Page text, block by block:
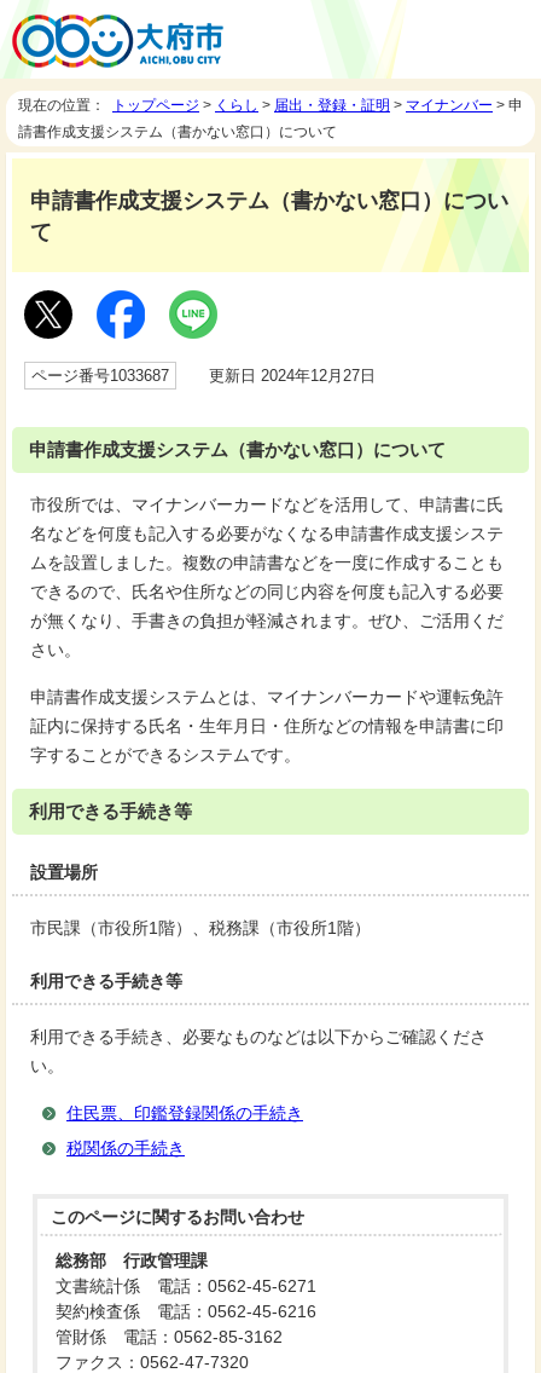
現在の位置： トップページ > くらし > 届出・登録・証明 > マイナンバー > 申
請書作成支援システム（書かない窓口）について
申請書作成支援システム（書かない窓口）につい
て
ページ番号1033687 更新日 2024年12月27日
申請書作成支援システム（書かない窓口）について
市役所では、マイナンバーカードなどを活用して、申請書に氏
名などを何度も記入する必要がなくなる申請書作成支援システ
ムを設置しました。複数の申請書などを一度に作成することも
できるので、氏名や住所などの同じ内容を何度も記入する必要
が無くなり、手書きの負担が軽減されます。ぜひ、ご活用くだ
さい。
申請書作成支援システムとは、マイナンバーカードや運転免許
証内に保持する氏名・生年月日・住所などの情報を申請書に印
字することができるシステムです。
利用できる手続き等
設置場所
市民課（市役所1階）、税務課（市役所1階）
利用できる手続き等
利用できる手続き、必要なものなどは以下からご確認くださ
い。
住民票、印鑑登録関係の手続き
税関係の手続き
このページに関するお問い合わせ
総務部 行政管理課
文書統計係 電話：0562-45-6271
契約検査係 電話：0562-45-6216
管財係 電話：0562-85-3162
ファクス：0562-47-7320